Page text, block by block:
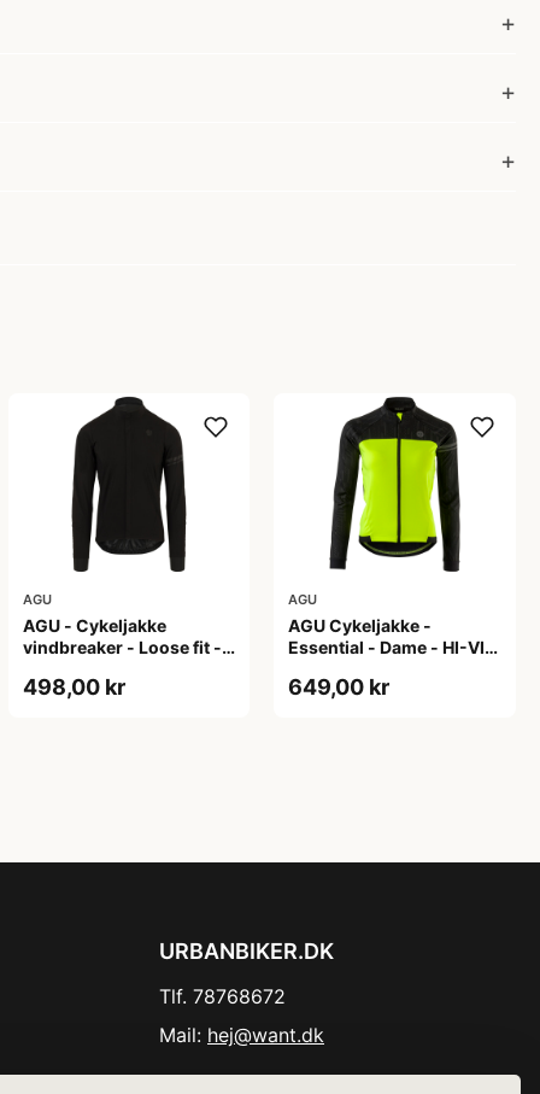
AGU
AGU - Cykeljakke
vindbreaker - Loose fit -
498,00 kr
AGU
AGU Cykeljakke -
Essential - Dame - HI-VIS
649,00 kr
URBANBIKER.DK
Tlf. 78768672
Mail: hej@want.dk